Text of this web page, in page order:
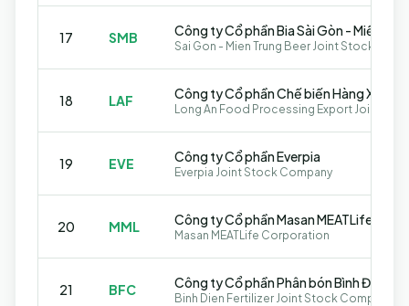
17 SMB Công ty Cổ phần Bia Sài Gòn - Miền
Sai Gon - Mien Trung Beer Joint Stock
18 LAF
19 EVE Công ty Cổ phần Everpia
Everpia Joint Stock Company
20 MML Công ty Cổ phần Masan MEATLife
Masan MEATLife Corporation
21 BFC Công ty Cổ phần Phân bón Bình Điền
Binh Dien Fertilizer Joint Stock Company